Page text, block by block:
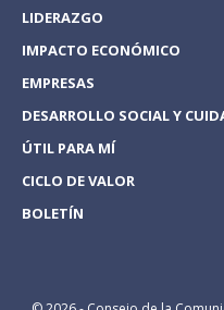
LIDERAZGO
IMPACTO ECONÓMICO
EMPRESAS
DESARROLLO SOCIAL Y
ÚTIL PARA MÍ
CICLO DE VALOR
BOLETÍN